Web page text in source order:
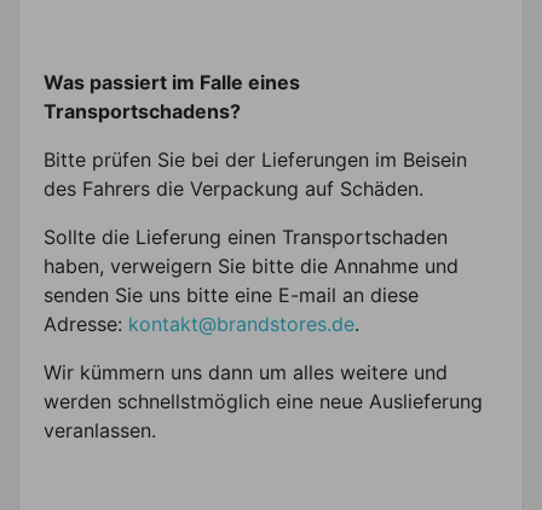
Was passiert im Falle eines
Transportschadens?
Bitte prüfen Sie bei der Lieferungen im Beisein
des Fahrers die Verpackung auf Schäden.
Sollte die Lieferung einen Transportschaden
haben, verweigern Sie bitte die Annahme und
senden Sie uns bitte eine E-mail an diese
Adresse: kontakt@brandstores.de.
Wir kümmern uns dann um alles weitere und
werden schnellstmöglich eine neue Auslieferung
veranlassen.